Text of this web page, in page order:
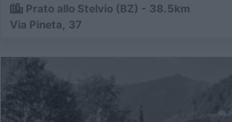
Prato allo Stelvio (BZ) - 38.5km
Via Pineta, 37